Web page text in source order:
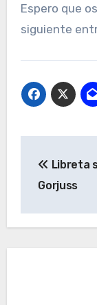
Espero que
siguiente
de
Libreta
Gorjuss